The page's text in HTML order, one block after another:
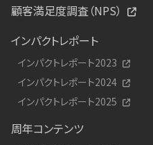
顧客満足度調査（NPS）
インパクトレポート
インパクトレポート2023
インパクトレポート2024
インパクトレポート2025
周年コンテンツ